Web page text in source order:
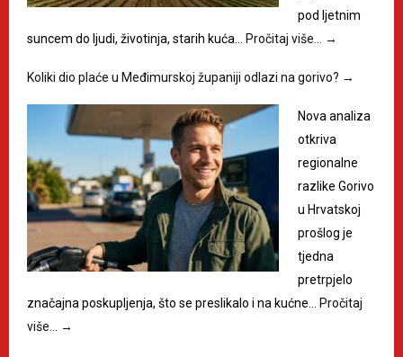
pod ljetnim
suncem do ljudi, životinja, starih kuća…
Pročitaj više… →
Koliki dio plaće u Međimurskoj županiji odlazi na gorivo? →
Nova analiza
otkriva
regionalne
razlike Gorivo
u Hrvatskoj
prošlog je
tjedna
pretrpjelo
značajna poskupljenja, što se preslikalo i na kućne…
Pročitaj
više…
→